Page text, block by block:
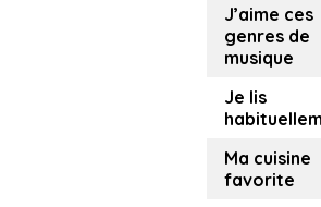
J’aime ces
genres de
musique
Je lis
Ma cuisine
favorite